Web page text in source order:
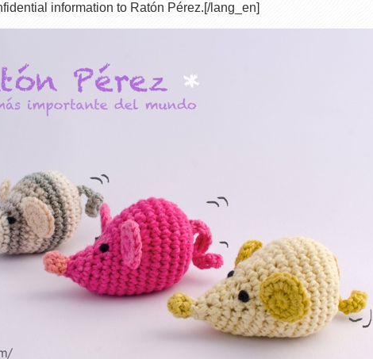
information to Ratón Pérez.[/lang_en]